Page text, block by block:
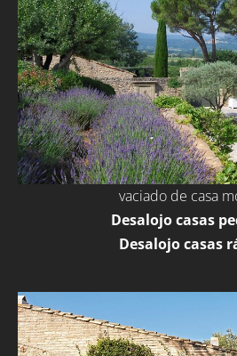
vaciado de casa
Desalojo casas
Desalojo casas